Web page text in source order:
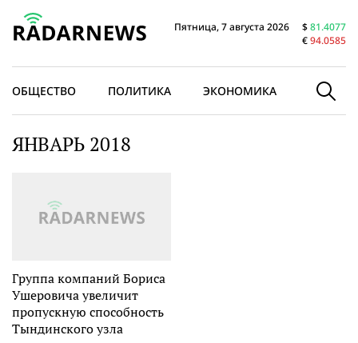
Пятница, 7 августа 2026 $81.4077
€94.0585
ОБЩЕСТВО ПОЛИТИКА ЭКОНОМИКА В МИРЕ
ЯНВАРЬ 2018
Группа компаний Бориса
Ушеровича увеличит
пропускную способность
Тындинского узла